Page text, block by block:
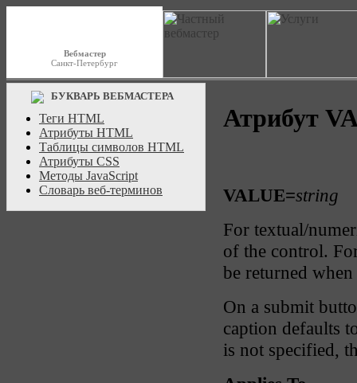
Вебмастер
Санкт-Петербург
БУКВАРЬ ВЕБМАСТЕРА
Теги HTML
Атрибуты HTML
Таблицы символов HTML
Атрибуты CSS
Методы JavaScript
Словарь веб-терминов
Атрибут
VALUE=string
For textual/
of the control.
be returned
On a submit
caption defaults
is not specified,